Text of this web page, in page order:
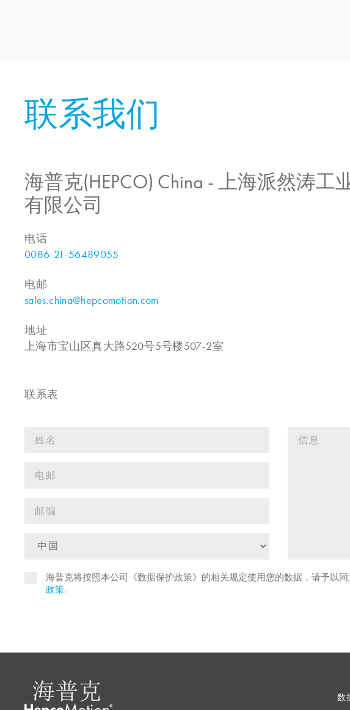
联系我们
海普克(HEPCO) China - 上海派然涛工
有限公司
电话
0086-21-56489055
电邮
sales.china@hepcomotion.com
地址
上海市宝山区真大路520号5号楼507-2室
联系表
海普克将按照本公司《数据保护政策》的相关规定使用您的数据，请予以同
政策.
数